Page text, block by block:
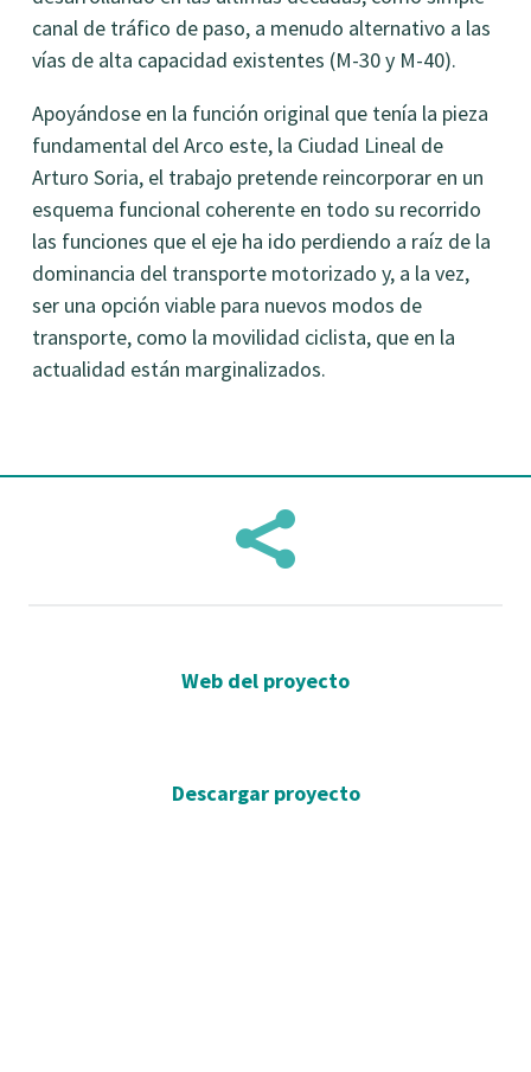
canal de tráfico de paso, a menudo alternativo a las
vías de alta capacidad existentes (M-30 y M-40).
Apoyándose en la función original que tenía la pieza
fundamental del Arco este, la Ciudad Lineal de
Arturo Soria, el trabajo pretende reincorporar en un
esquema funcional coherente en todo su recorrido
las funciones que el eje ha ido perdiendo a raíz de la
dominancia del transporte motorizado y, a la vez,
ser una opción viable para nuevos modos de
transporte, como la movilidad ciclista, que en la
actualidad están marginalizados.

Web del proyecto
Descargar proyecto